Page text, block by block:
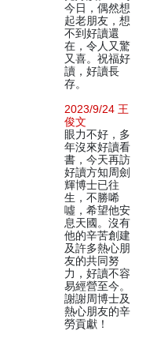
今日，偶然想
起老朋友，想
不到好讀還
在，令人又驚
又喜。祝福好
讀，好讀長
存。
2023/9/24 王
俊文
眼力不好，多
年沒來好讀看
書，今天再訪
好讀方知周劍
輝博士已往
生，不勝唏
噓，希望他安
息天國。沒有
他的辛苦創建
及許多熱心朋
友的共同努
力，好讀不容
易經營至今。
謝謝周博士及
熱心朋友的辛
勞貢獻！